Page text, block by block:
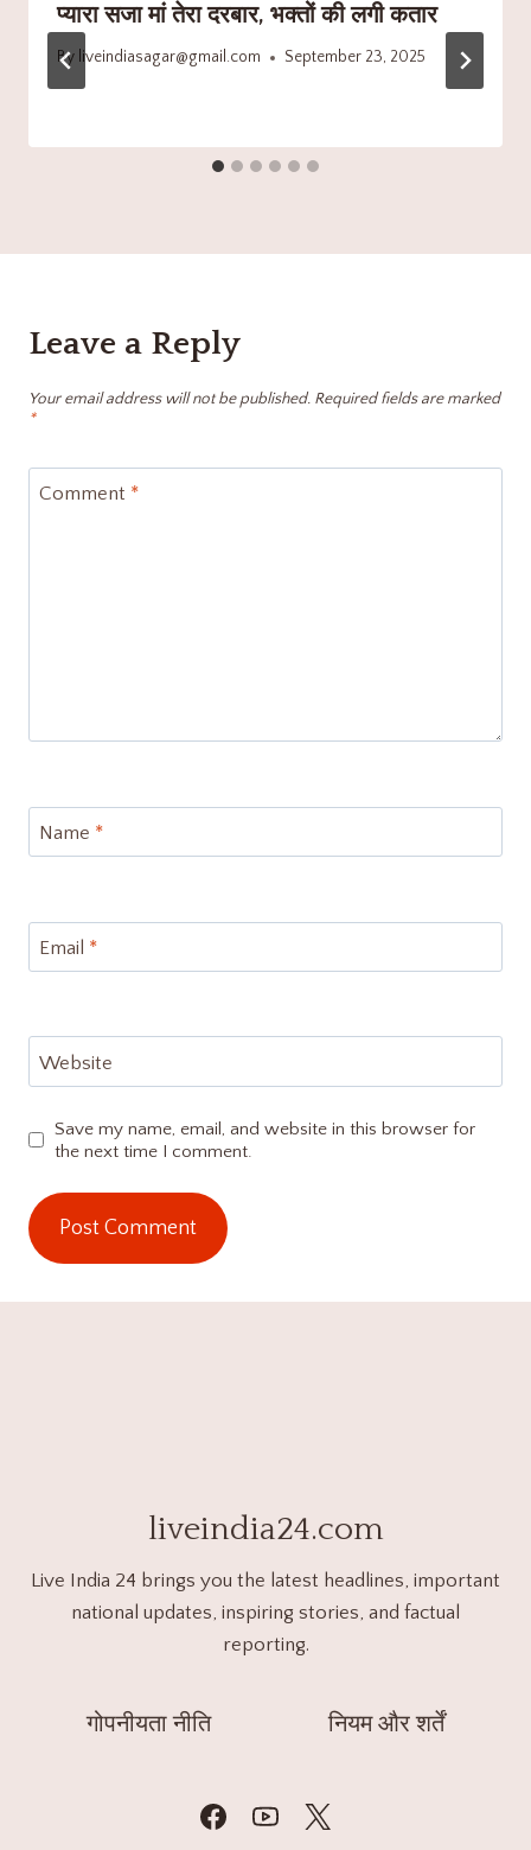
प्यारा सजा मां तेरा दरबार, भक्तों की लगी कतार
By liveindiasagar@gmail.com September 23, 2025
Leave a Reply
Your email address will not be published. Required fields are marked
*
Comment *
Name *
Email *
Website
Save my name, email, and website in this browser for
the next time I comment.
liveindia24.com
Live India 24 brings you the latest headlines, important
national updates, inspiring stories, and factual
reporting.
गोपनीयता नीति नियम और शर्तें